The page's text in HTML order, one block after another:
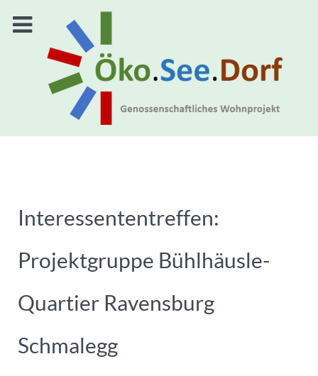
Interessententreffen:
Projektgruppe Bühlhäusle-
Quartier Ravensburg
Schmalegg